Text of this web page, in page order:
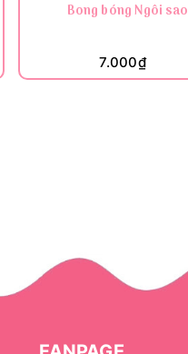
Bong bóng Ngôi sao
7.000₫